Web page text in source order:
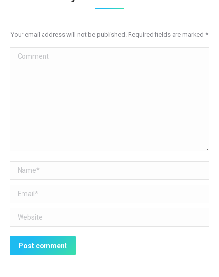
Your email address will not be published. Required fields are marked *
Comment
Name *
Email *
Website
Post comment